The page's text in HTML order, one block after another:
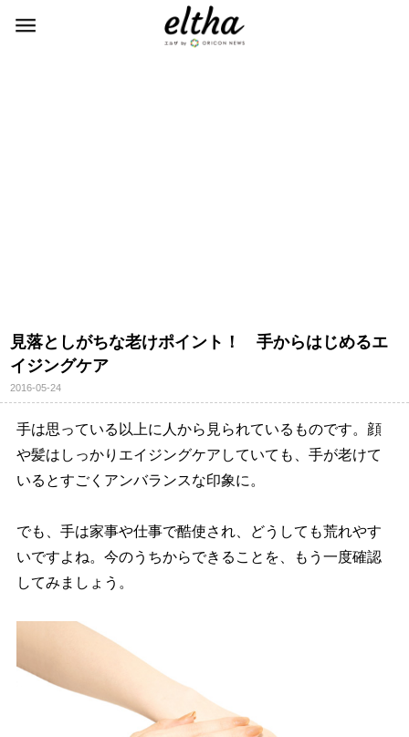
見落としがちな老けポイント！ 手からはじめるエ
イジングケア
2016-05-24
手は思っている以上に人から見られているものです。顔
髪はしっかりエイジングケアしていても、手が老けて
いるとすごくアンバランスな印象に。
でも、手は家事や仕事で酷使され、どうしても荒れやす
いですよね。今のうちからできることを、もう一度確認
してみましょう。